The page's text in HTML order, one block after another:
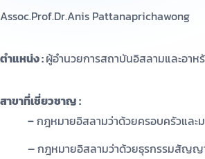
Assoc.Prof.Dr.Anis Pattanaprichawong
ตำแหน่ง :ผู้อำนวยการสถาบันอิสลามและอาห
สาขาที่เชี่ยวชาญ :
–กฎหมายอิสลามว่าด้วยครอบครัวและ
–กฎหมายอิสลามว่าด้วยธุรกรรมสัญญ